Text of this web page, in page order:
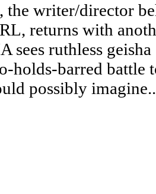
the writer/director
returns with
sees ruthless
holds-barred
possibly